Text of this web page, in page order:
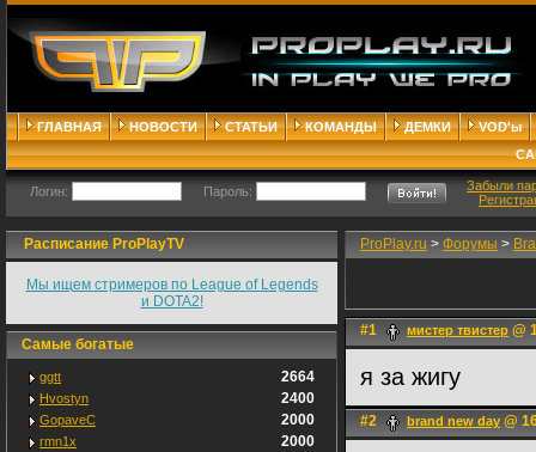
ГЛАВНАЯ НОВОСТИ СТАТЬИ КОМАНДЫ ДЕМКИ
VOD'ы
Логин: Пароль:
Забыли
Расписание ProPlayTV
Мы ищем стримеров по League of Legends
и DOTA2!
Самые богатые
ggtt 2664
Hvostyn 2400
GopaveC 2000
rmn1x 2000
ProPlay.ru > Форумы >
#1 мистер твистер @
я за жигу
#2 brand new day @